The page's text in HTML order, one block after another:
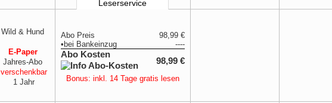
Wild & Hund
E-Paper
Jahres-Abo
verschenkbar
1 Jahr
Abo Preis
98,99 €
• bei Bankeinzug ----
Abo Kosten
98,99 €
Bonus: inkl. 14 Tage gratis lesen